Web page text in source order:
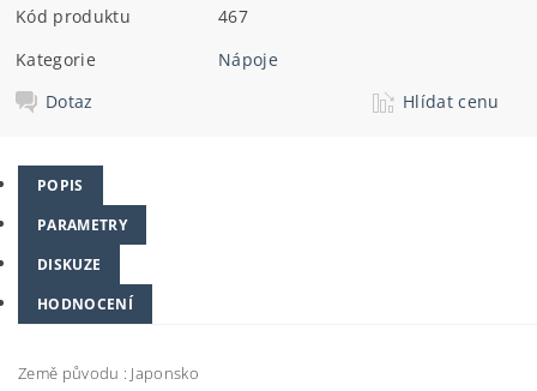
Kód produktu
467
Kategorie
Nápoje
Dotaz
Hlídat cenu
POPIS
PARAMETRY
DISKUZE
HODNOCENÍ
Země původu : Japonsko